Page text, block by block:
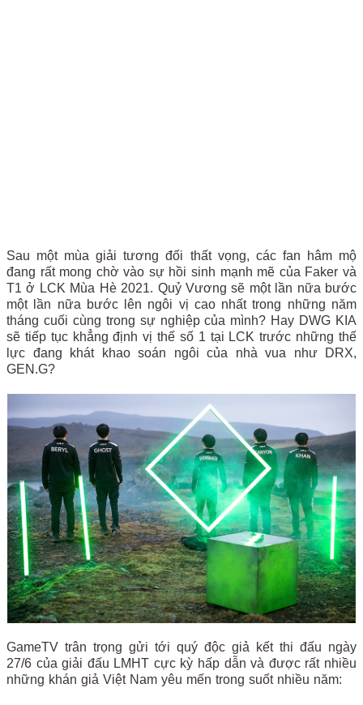
Sau một mùa giải tương đối thất vọng, các fan hâm mộ
đang rất mong chờ vào sự hồi sinh mạnh mẽ của Faker và
T1 ở LCK Mùa Hè 2021. Quỷ Vương sẽ một lần nữa bước
một lần nữa bước lên ngôi vị cao nhất trong những năm
tháng cuối cùng trong sự nghiệp của mình? Hay DWG KIA
sẽ tiếp tục khẳng định vị thế số 1 tại LCK trước những thế
lực đang khát khao soán ngôi của nhà vua như DRX,
GEN.G?
GameTV trân trọng gửi tới quý độc giả kết thi đấu ngày
27/6 của giải đấu LMHT cực kỳ hấp dẫn và được rất nhiều
những khán giả Việt Nam yêu mến trong suốt nhiều năm: